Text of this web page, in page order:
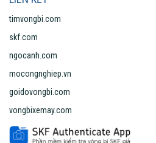
timvongbi.com
skf.com
ngocanh.com
mocongnghiep.vn
goidovongbi.com
vongbixemay.com